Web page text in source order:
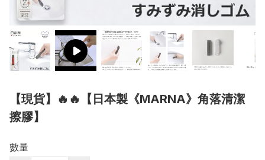
【現貨】🔥🔥【日本製《MARNA》角落清潔
擦膠】
數量